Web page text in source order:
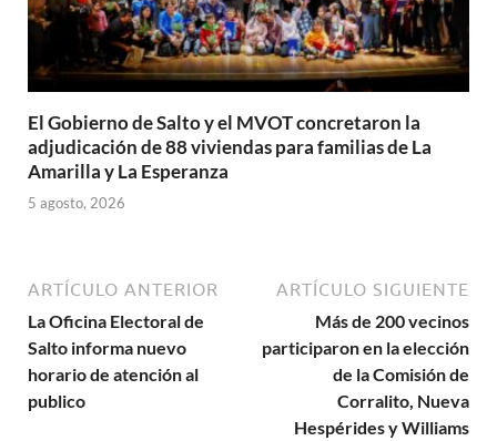
El Gobierno de Salto y el MVOT concretaron la
adjudicación de 88 viviendas para familias de La
Amarilla y La Esperanza
5 agosto, 2026
ARTÍCULO ANTERIOR
La Oficina Electoral de
Salto informa nuevo
horario de atención al
publico
ARTÍCULO SIGUIENTE
Más de 200 vecinos
participaron en la elección
de la Comisión de
Corralito, Nueva
Hespérides y Williams